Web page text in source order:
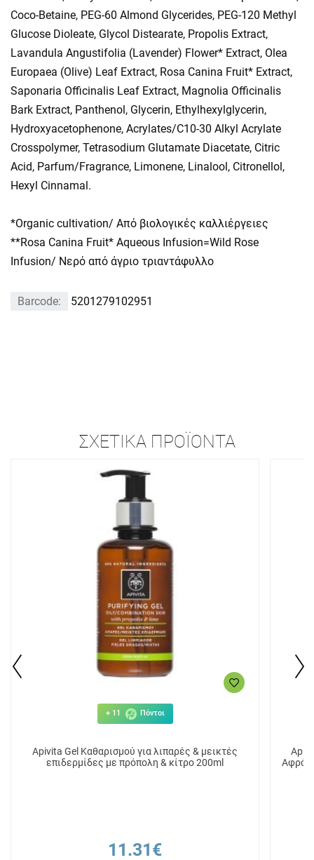
Coco-Betaine, PEG-60 Almond Glycerides, PEG-120 Methyl
Glucose Dioleate, Glycol Distearate, Propolis Extract,
Lavandula Angustifolia (Lavender) Flower* Extract, Olea
Europaea (Olive) Leaf Extract, Rosa Canina Fruit* Extract,
Saponaria Officinalis Leaf Extract, Magnolia Officinalis
Bark Extract, Panthenol, Glycerin, Ethylhexylglycerin,
Hydroxyacetophenone, Acrylates/C10-30 Alkyl Acrylate
Crosspolymer, Tetrasodium Glutamate Diacetate, Citric
Acid, Parfum/Fragrance, Limonene, Linalool, Citronellol,
Hexyl Cinnamal.
*Organic cultivation/ Από βιολογικές καλλιέργειες
**Rosa Canina Fruit* Aqueous Infusion=Wild Rose
Infusion/ Νερό από άγριο τριαντάφυλλο
Barcode: 5201279102951
ΣΧΕΤΙΚΆ ΠΡΟΪΌΝΤΑ
+ 11 Πόντοι
Apivita Gel Καθαρισμού για λιπαρές & μεικτές
επιδερμίδες με πρόπολη & κίτρο 200ml
11.31€
Αφρός